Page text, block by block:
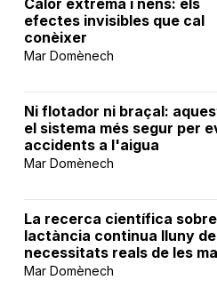
Calor extrema i nens: els
efectes invisibles que cal
conèixer
Mar Domènech
Ni flotador ni braçal:
el sistema més segur per
accidents a l'aigua
Mar Domènech
La recerca científica sobre
lactància continua lluny
necessitats reals de les
Mar Domènech